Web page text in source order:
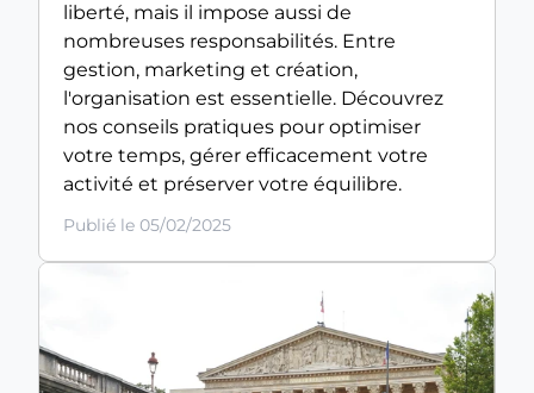
liberté, mais il impose aussi de
nombreuses responsabilités. Entre
gestion, marketing et création,
l'organisation est essentielle. Découvrez
nos conseils pratiques pour optimiser
votre temps, gérer efficacement votre
activité et préserver votre équilibre.
Publié le 05/02/2025